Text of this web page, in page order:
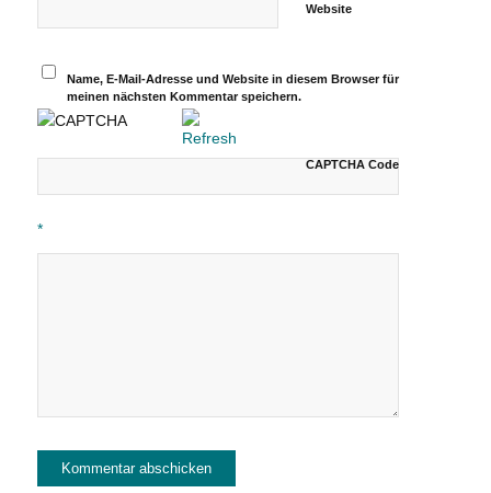
Website
Name, E-Mail-Adresse und Website in diesem Browser für
meinen nächsten Kommentar speichern.
CAPTCHA Code
*